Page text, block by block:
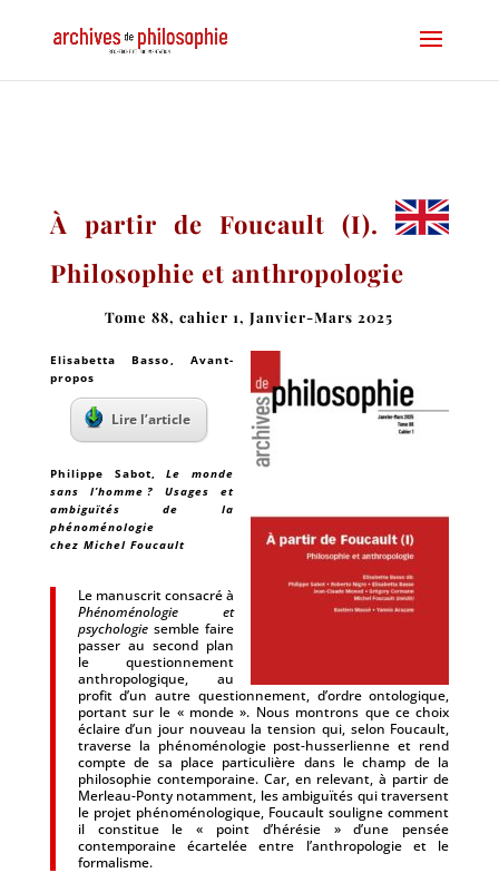
À partir de Foucault (I).
Philosophie et anthropologie
Tome 88, cahier 1, Janvier-Mars 2025
Elisabetta Basso, Avant-
propos
Lire l’article
Philippe Sabot,Le monde
sans l’homme ? Usages et
ambiguïtés de la
phénoménologie
chez Michel Foucault
Le manuscrit consacré à
Phénoménologie et
psychologiesemble faire
passer au second plan
le questionnement
anthropologique, au
profit d’un autre questionnement, d’ordre ontologique,
portant sur le « monde ». Nous montrons que ce choix
éclaire d’un jour nouveau la tension qui, selon Foucault,
traverse la phénoménologie post-husserlienne et rend
compte de sa place particulière dans le champ de la
philosophie contemporaine. Car, en relevant, à partir de
Merleau-Ponty notamment, les ambiguïtés qui traversent
le projet phénoménologique, Foucault souligne comment
il constitue le « point d’hérésie » d’une pensée
contemporaine écartelée entre l’anthropologie et le
formalisme.